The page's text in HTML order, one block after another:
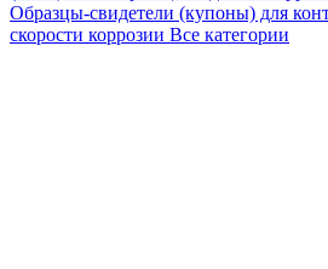
Образцы-свидетели (купоны) для
скорости коррозии Все категории